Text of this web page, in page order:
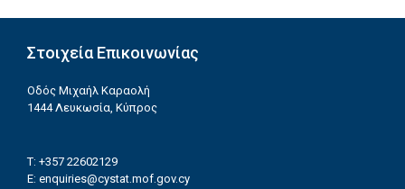
Στοιχεία Επικοινωνίας
Οδός Μιχαήλ Καραολή
1444 Λευκωσία, Κύπρος
T: +357 22602129
E: enquiries@cystat.mof.gov.cy